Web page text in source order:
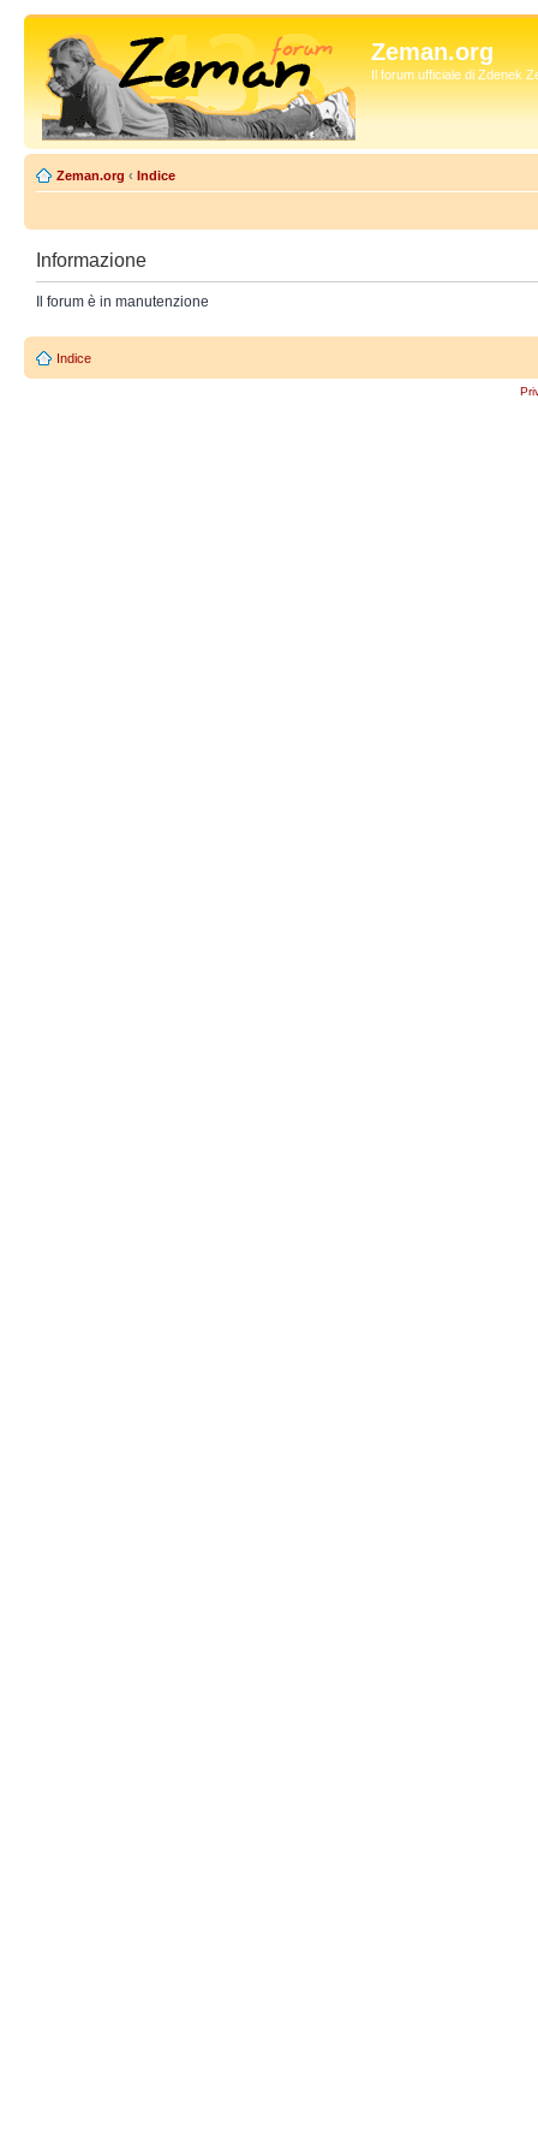
Zeman.org
Il forum ufficiale di Zdenek
Zeman.org ‹ Indice
Informazione
Il forum è in manutenzione
Indice